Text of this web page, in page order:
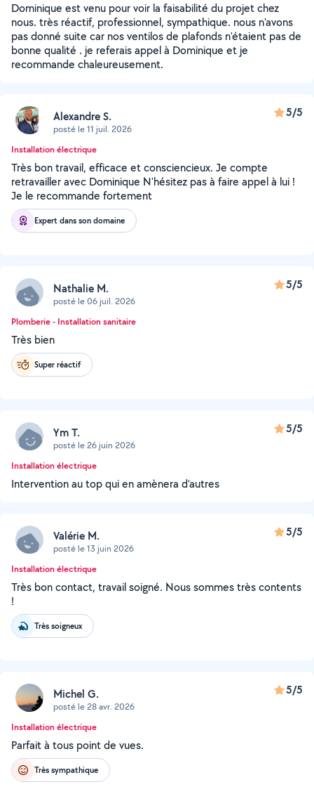
Dominique est venu pour voir la faisabilité du projet chez
nous. très réactif, professionnel, sympathique. nous n'avons
pas donné suite car nos ventilos de plafonds n'étaient pas de
bonne qualité . je referais appel à Dominique et je
recommande chaleureusement.
Alexandre S.
posté le 11 juil. 2026
5/5
Installation électrique
Très bon travail, efficace et consciencieux. Je compte
retravailler avec Dominique N'hésitez pas à faire appel à lui !
Je le recommande fortement
Expert dans son domaine
Nathalie M.
posté le 06 juil. 2026
5/5
Plomberie - Installation sanitaire
Très bien
Super réactif
Ym T.
posté le 26 juin 2026
5/5
Installation électrique
Intervention au top qui en amènera d’autres
Valérie M.
posté le 13 juin 2026
5/5
Installation électrique
Très bon contact, travail soigné. Nous sommes très contents
!
Très soigneux
Michel G.
posté le 28 avr. 2026
5/5
Installation électrique
Parfait à tous point de vues.
Très sympathique